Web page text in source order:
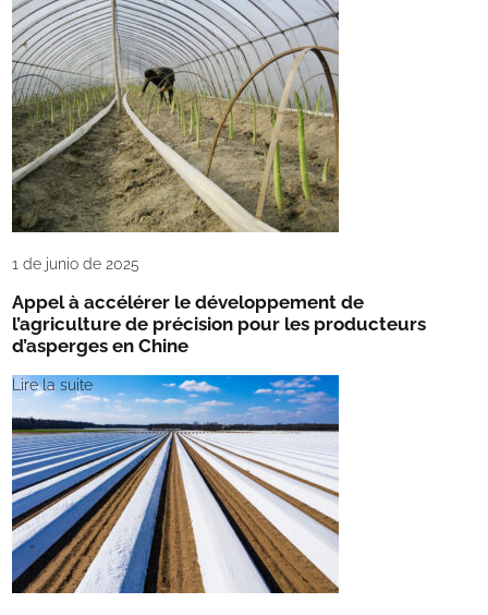
1 de junio de 2025
Appel à accélérer le développement de
l’agriculture de précision pour les producteurs
d’asperges en Chine
Lire la suite